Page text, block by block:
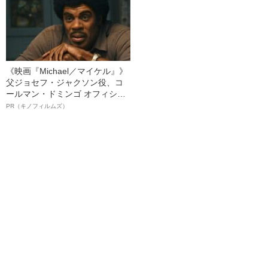
《映画『Michael／マイケル』》
父ジョセフ・ジャクソン役、コ
ールマン・ドミンゴ オフィシャ
ルインタビュー“観客を魅了した
PR（キノフィルムズ）